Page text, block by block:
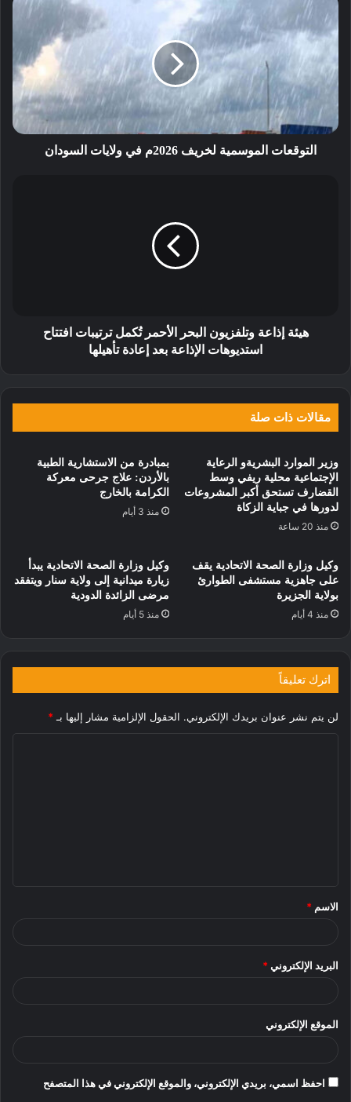
التوقعات الموسمية لخريف 2026م في ولايات السودان
هيئة إذاعة وتلفزيون البحر الأحمر تُكمل ترتيبات افتتاح
استديوهات الإذاعة بعد إعادة تأهيلها
مقالات ذات صلة
وزير الموارد البشريةو الرعاية
الإجتماعية محلية ريفي وسط
القضارف تستحق أكبر المشروعات
لدورها في جباية الزكاة
منذ 20 ساعة
بمبادرة من الاستشارية الطبية
بالأردن: علاج جرحى معركة
الكرامة بالخارج
منذ 3 أيام
وكيل وزارة الصحة الاتحادية يقف
على جاهزية مستشفى الطوارئ
بولاية الجزيرة
منذ 4 أيام
وكيل وزارة الصحة الاتحادية يبدأ
زيارة ميدانية إلى ولاية سنار ويتفقد
مرضى الزائدة الدودية
منذ 5 أيام
اترك تعليقاً
لن يتم نشر عنوان بريدك الإلكتروني. الحقول الإلزامية مشار إليها بـ *
*
الاسم *
البريد الإلكتروني *
الموقع الإلكتروني
احفظ اسمي، بريدي الإلكتروني، والموقع الإلكتروني في هذا المتصفح